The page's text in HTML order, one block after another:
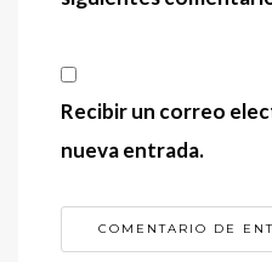
Recibir un correo
nueva entrada.